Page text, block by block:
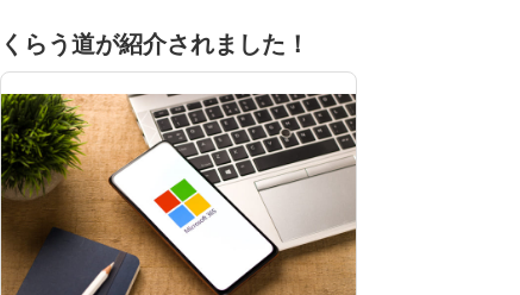
くらう道が紹介されました！